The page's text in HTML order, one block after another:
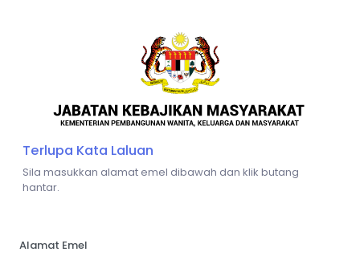
Terlupa Kata Laluan
Sila masukkan alamat emel dibawah dan klik butang
hantar.
Alamat Emel